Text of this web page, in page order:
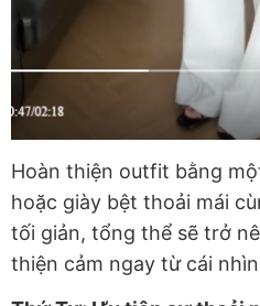
Hoàn thiện outfit bằng
hoặc giày bệt thoải mái
tối giản, tổng thể sẽ trở
thiện cảm ngay từ cái